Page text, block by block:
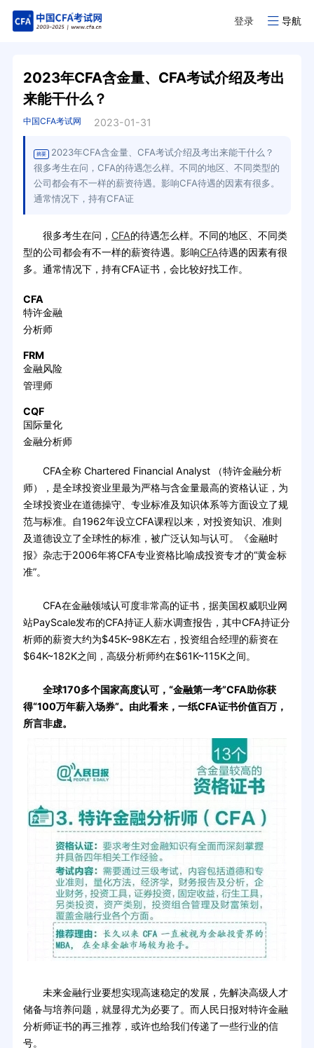
登录 导航
2023年CFA含金量、CFA考试介绍及考出
来能干什么？
中国CFA考试网 2023-01-31
摘要
2023年CFA含金量、CFA考试介绍及考出来能干什么？
很多考生在问，CFA的待遇怎么样。不同的地区、不同类型的
公司都会有不一样的薪资待遇。影响CFA待遇的因素有很多。
通常情况下，持有CFA证
很多考生在问， CFA的待遇怎么样。不同的地区、不同类
型的公司都会有不一样的薪资待遇。影响CFA待遇的因素有很
多。通常情况下，持有CFA证书，会比较好找工作。
CFA
特许金融
分析师
FRM
金融风险
管理师
CQF
国际量化
金融分析师
CFA全称 Chartered Financial Analyst （特许金融分析
师），是全球投资业里最为严格与含金量最高的资格认证，为
全球投资业在道德操守、专业标准及知识体系等方面设立了规
范与标准。自1962年设立CFA课程以来，对投资知识、准则
及道德设立了全球性的标准，被广泛认知与认可。《金融时
报》杂志于2006年将CFA专业资格比喻成投资专才的“黄金标
准”。
CFA在金融领域认可度非常高的证书，据美国权威职业网
站PayScale发布的CFA持证人薪水调查报告，其中CFA持证分
析师的薪资大约为$45K~98K左右，投资组合经理的薪资在
$64K~182K之间，高级分析师约在$61K~115K之间。
全球170多个国家高度认可，“金融第一考”CFA助你获
得“100万年薪入场券”。由此看来，一纸CFA证书价值百万，
所言非虚。
未来金融行业要想实现高速稳定的发展，先解决高级人才
储备与培养问题，就显得尤为必要了。而人民日报对特许金融
分析师证书的再三推荐，或许也给我们传递了一些行业的信
号。